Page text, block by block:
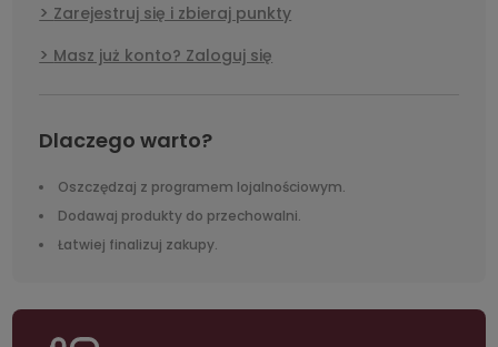
Zarejestruj się i zbieraj punkty
Masz już konto? Zaloguj się
Dlaczego warto?
Oszczędzaj z programem lojalnościowym.
Dodawaj produkty do przechowalni.
Łatwiej finalizuj zakupy.